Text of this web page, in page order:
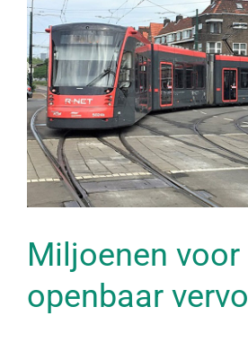
Miljoenen voor
openbaar